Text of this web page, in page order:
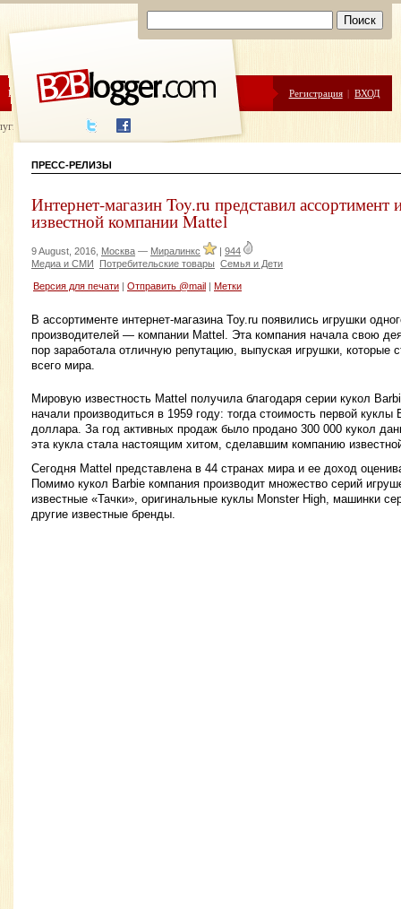
ЦЕНЫ ПОМОЩЬ Регистрация | ВХОД
написания
ПРЕСС-РЕЛИЗЫ
Интернет-магазин Toy.ru представил
известной компании Mattel
9 August, 2016, Москва — Миралинкс | 944
Медиа и СМИ
Потребительские товары Семья и Дети
Версия для печати Отправить @mail Метки
В ассортименте интернет-магазина Toy.ru появились игрушки
производителей — компании Mattel. Эта компания начала свою
пор заработала отличную репутацию, выпуская игрушки, которые
всего мира.
Мировую известность Mattel получила благодаря серии кукол
начали производиться в 1959 году: тогда стоимость первой куклы
доллара. За год активных продаж было продано 300 000 кукол
эта кукла стала настоящим хитом, сделавшим компанию
Сегодня Mattel представлена в 44 странах мира и ее доход
Помимо кукол Barbie компания производит множество серий
известные «Тачки», оригинальные куклы Monster High, машинки
другие известные бренды.